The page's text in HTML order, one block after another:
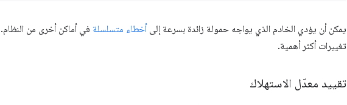
يمكن أن يؤدي الخادم الذي يواجه حمولة زائدة بسرعة إلى أخطاء متسلسلة في أماكن أخرى من
تغييرات أكثر أهمية.
تقييد معدّل الاستهلاك